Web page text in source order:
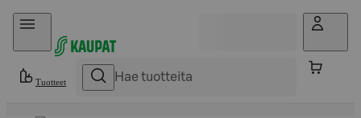
Hyppää sisältöön
Tuotteet